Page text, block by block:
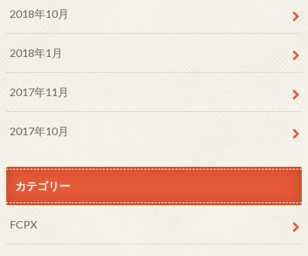
2018年10月
2018年1月
2017年11月
2017年10月
カテゴリー
FCPX